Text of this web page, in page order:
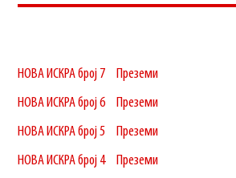
НОВА ИСКРА број 7
Преземи
НОВА ИСКРА број 6
Преземи
НОВА ИСКРА број 5
Преземи
НОВА ИСКРА број 4
Преземи